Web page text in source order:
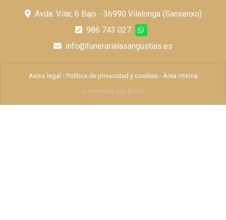
Avda. Vilar, 6 Bajo - 36990 Vilalonga (Sanxenxo)
986 743 027
info@funerarialasangustias.es
Aviso legal - Política de privacidad y cookies - Área Interna
© PÁXINAS GALEGAS